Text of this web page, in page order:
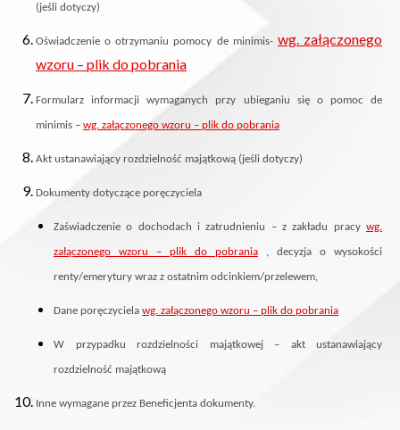
(jeśli dotyczy)
Oświadczenie o otrzymaniu pomocy de minimis- wg. załączonego
wzoru – plik do pobrania
Formularz informacji wymaganych przy ubieganiu się o pomoc de
minimis – wg. załączonego wzoru – plik do pobrania
Akt ustanawiający rozdzielność majątkową (jeśli dotyczy)
Dokumenty dotyczące poręczyciela
Zaświadczenie o dochodach i zatrudnieniu – z zakładu pracy wg.
załączonego wzoru – plik do pobrania , decyzja o wysokości
renty/emerytury wraz z ostatnim odcinkiem/przelewem,
Dane poręczyciela wg. załączonego wzoru – plik do pobrania
W przypadku rozdzielności majątkowej – akt ustanawiający
rozdzielność majątkową
Inne wymagane przez Beneficjenta dokumenty.